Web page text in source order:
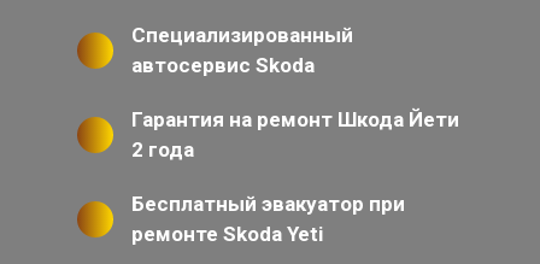
Специализированный
автосервис Skoda
Гарантия на ремонт Шкода Йети
2 года
Бесплатный эвакуатор при
ремонте Skoda Yeti